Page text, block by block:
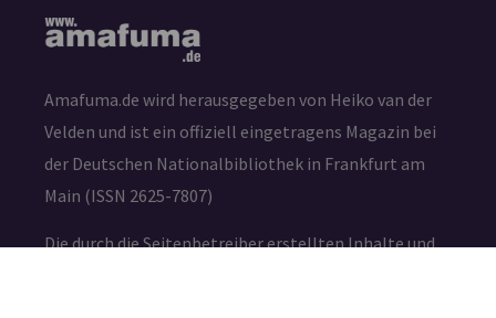
Amafuma.de wird herausgegeben von Heiko van der
Velden und ist ein offiziell eingetragens Magazin bei
der Deutschen Nationalbibliothek in Frankfurt am
Main (ISSN 2625-7807)
Die durch die Seitenbetreiber erstellten Inhalte und